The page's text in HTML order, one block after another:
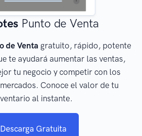
Punto de Venta
de Venta gratuito, rápido, potente
te ayudará aumentar las ventas,
tu negocio y competir con los
Conoce el valor de tu
al instante.
Descarga Gratuita